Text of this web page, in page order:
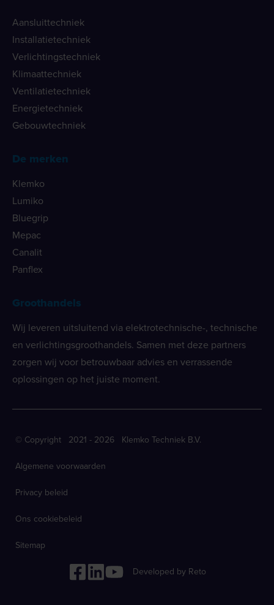
Aansluittechniek
Installatietechniek
Verlichtingstechniek
Klimaattechniek
Ventilatietechniek
Energietechniek
Gebouwtechniek
De merken
Klemko
Lumiko
Bluegrip
Mepac
Canalit
Panflex
Groothandels
Wij leveren uitsluitend via elektrotechnische-, technische
en verlichtingsgroothandels. Samen met deze partners
zorgen wij voor betrouwbaar advies en verrassende
oplossingen op het juiste moment.
© Copyright 2021 - 2026 Klemko Techniek B.V.
Algemene voorwaarden
Privacy beleid
Ons cookiebeleid
Sitemap
Developed by Reto